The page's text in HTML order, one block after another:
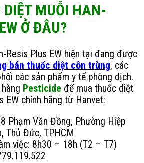
MUỖI HAN-
Ở ĐÂU?
Resis Plus EW hiện tại đang được
bán thuốc diệt côn trùng, các
các sản phẩm y tế phòng dịch.
Pesticide để mua thuốc diệt
EW chính hãng từ Hanvet:
Phạm Văn Đồng, Phường Hiệp
Thủ Đức, TPHCM
việc: 8h30 – 18h (T2 – T7)